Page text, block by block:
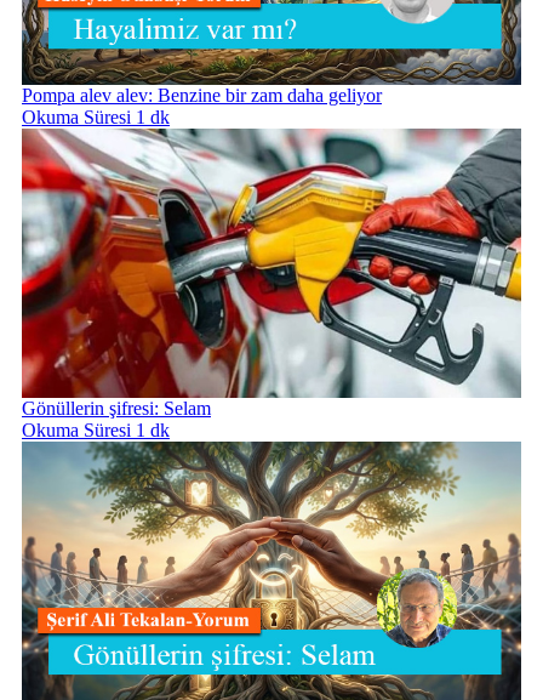
Pompa alev alev: Benzine bir zam daha geliyor
Okuma Süresi 1 dk
Gönüllerin şifresi: Selam
Okuma Süresi 1 dk